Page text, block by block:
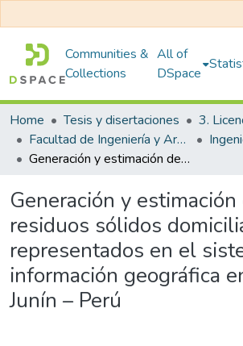
Communities &
Collections
All of
DSpace
Home Tesis y disertaciones
3.
Facultad de Ingeniería y Arquitectura
Generación y estimación de residuos sólidos domiciliarios representados en el sistema de información geográfica en Tarma, Junín – Perú
Generación y estimación
residuos sólidos
representados en el
información geográfica
Junín – Perú